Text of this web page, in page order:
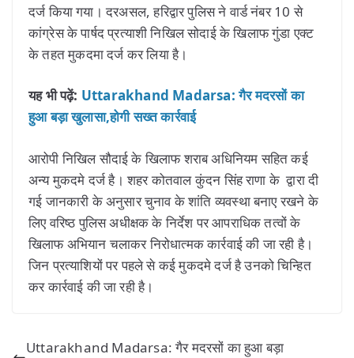
दर्ज किया गया। दरअसल, हरिद्वार पुलिस ने वार्ड नंबर 10 से
कांग्रेस के पार्षद प्रत्याशी निखिल सोदाई के खिलाफ गुंडा एक्ट
के तहत मुकदमा दर्ज कर लिया है।
यह भी पढ़ें: Uttarakhand Madarsa: गैर मदरसों का
हुआ बड़ा खुलासा,होगी सख्त कार्रवाई
आरोपी निखिल सौदाई के खिलाफ शराब अधिनियम सहित कई
अन्य मुकदमे दर्ज है। शहर कोतवाल कुंदन सिंह राणा के द्वारा दी
गई जानकारी के अनुसार चुनाव के शांति व्यवस्था बनाए रखने के
लिए वरिष्ठ पुलिस अधीक्षक के निर्देश पर आपराधिक तत्वों के
खिलाफ अभियान चलाकर निरोधात्मक कार्रवाई की जा रही है।
जिन प्रत्याशियों पर पहले से कई मुकदमे दर्ज है उनको चिन्हित
कर कार्रवाई की जा रही है।
Uttarakhand Madarsa: गैर मदरसों का हुआ बड़ा